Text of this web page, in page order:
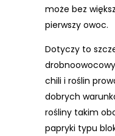
może bez
pierwszy owoc.
Dotyczy to
chili i roślin
dobrych
rośliny takim
papryki typu